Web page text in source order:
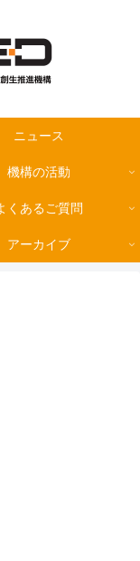
ニュース
機構の活動
くあるご質問
アーカイブ